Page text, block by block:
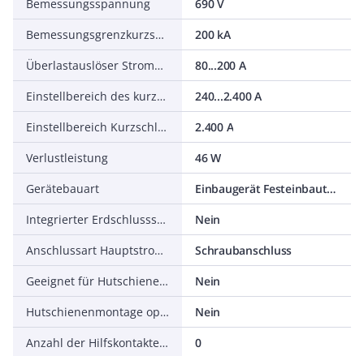
Bemessungsspannung
690 V
Bemessungsgrenzkurzschlussausschaltstrom Icu bei 400 V, 50 Hz
200 kA
Überlastauslöser Stromeinstellung
80...200 A
Einstellbereich des kurzzeitverzögerten Kurzschlussauslösers
240...2.400 A
Einstellbereich Kurzschlussauslöser
2.400 A
Verlustleistung
46 W
Gerätebauart
Einbaugerät Festeinbautechnik
Integrierter Erdschlussschutz
Nein
Anschlussart Hauptstromkreis
Schraubanschluss
Geeignet für Hutschienenmontage
Nein
Hutschienenmontage optional
Nein
Anzahl der Hilfskontakte als Öffner
0